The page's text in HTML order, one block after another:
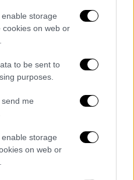
storage
cookies on web or
to be sent to
purposes.
me
storage
on web or
Ο κύριος μας έλεγε
τελείως», είπε
εγκαταλείψει τον
την εμπειρία του
να
ιατρική και όπως
ότι έπρεπε να
«Έκανα 17
ακτινοβολίες. Είχα